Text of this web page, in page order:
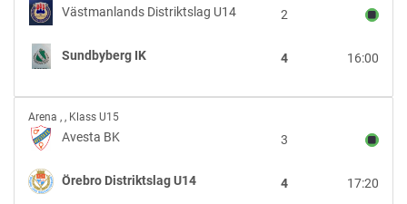
Distriktslag
U14
vs
Sundbyberg
Västmanlands Distriktslag U14 2
Sundbyberg IK 16:00
4
Avesta
BK
vs
Örebro
Distriktslag
Arena , , Klass U15
Avesta BK 3
Örebro Distriktslag U14 17:20
4